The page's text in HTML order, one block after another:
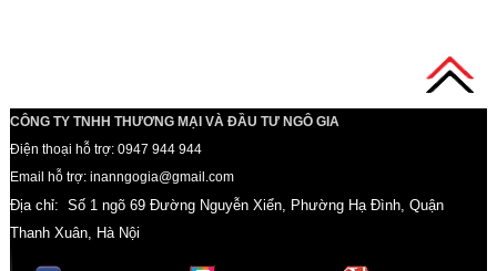
CÔNG TY TNHH THƯƠNG MẠI VÀ ĐẦU TƯ NGÔ GIA
Điện thoại hỗ trợ: 0947 944 944
Email hỗ trợ: inanngogia@gmail.com
Địa chỉ: Số 1 ngõ 69 Đường Nguyễn Xiển, Phường Hạ Đình, Quận
Thanh Xuân, Hà Nội